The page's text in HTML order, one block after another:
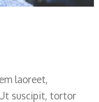
laoreet,
suscipit, tortor